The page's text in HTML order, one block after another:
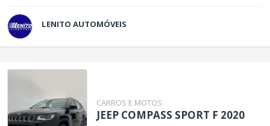
LENITO AUTOMÓVEIS
CARROS E MOTOS
JEEP COMPASS SPORT F 2020